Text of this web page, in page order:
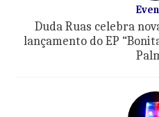
Duda Ruas celebra
lançamento do EP